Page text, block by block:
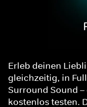
Erleb deinen
gleichzeitig, in
Surround Sound –
kostenlos testen.